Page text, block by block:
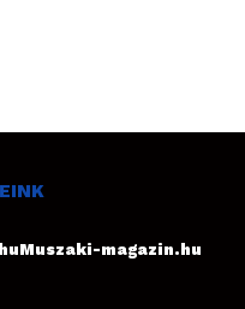
Muszaki-magazin.hu